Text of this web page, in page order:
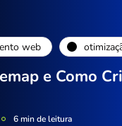
web
e Como
6 min de leitura